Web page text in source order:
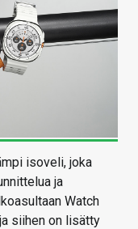
isoveli, joka
ja
Watch
siihen on lisätty